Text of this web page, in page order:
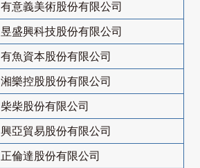
有意義美術股份有限公司
昱盛興科技股份有限公司
有魚資本股份有限公司
湘樂控股股份有限公司
柴柴股份有限公司
興亞貿易股份有限公司
正倫達股份有限公司